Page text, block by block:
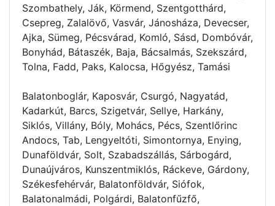
Szombathely, Ják, Körmend, Szentgotthárd,
Csepreg, Zalalövő, Vasvár, Jánosháza, Devecser,
Ajka, Sümeg, Pécsvárad, Komló, Sásd, Dombóvár,
Bonyhád, Bátaszék, Baja, Bácsalmás, Szekszárd,
Tolna, Fadd, Paks, Kalocsa, Hőgyész, Tamási
Balatonboglár, Kaposvár, Csurgó, Nagyatád,
Kadarkút, Barcs, Szigetvár, Sellye, Harkány,
Siklós, Villány, Bóly, Mohács, Pécs, Szentlőrinc
Andocs, Tab, Lengyeltóti, Simontornya, Enying,
Dunaföldvár, Solt, Szabadszállás, Sárbogárd,
Dunaújváros, Kunszentmiklós, Ráckeve, Gárdony,
Székesfehérvár, Balatonföldvár, Siófok,
Balatonalmádi, Polgárdi, Balatonfűzfő,